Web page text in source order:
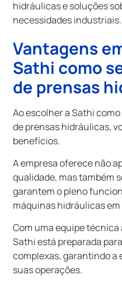
hidráulicas e soluções
necessidades industriais.
Vantagens
Sathi como
de prensas
Ao escolher a Sathi
de prensas hidráulicas,
benefícios.
A empresa oferece não
qualidade, mas também
garantem o pleno
máquinas hidráulicas
Com uma equipe
Sathi está preparada
complexas, garantindo
suas operações.